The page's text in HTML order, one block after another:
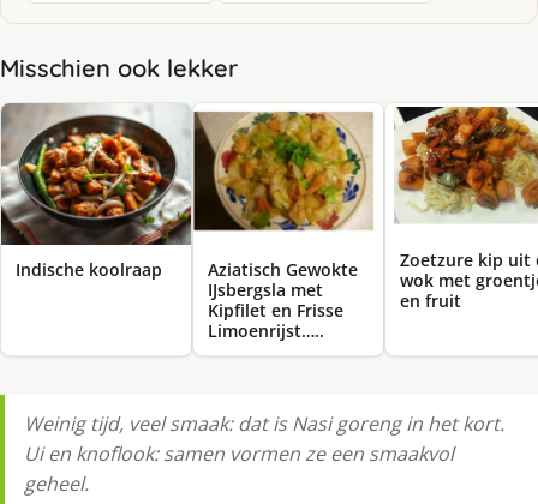
Misschien ook lekker
Indische koolraap
Aziatisch Gewokte
IJsbergsla met
Kipfilet en Frisse
Limoenrijst…..
Zoetzure kip uit
wok met
en fruit
Weinig tijd, veel smaak: dat is Nasi goreng in het kort.
Ui en knoflook: samen vormen ze een smaakvol
geheel.